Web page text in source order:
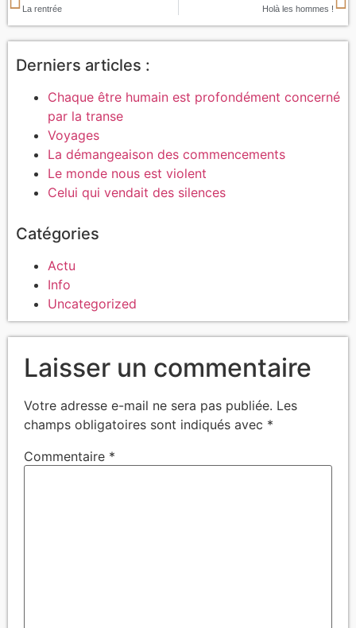
La rentrée Holà les hommes !
Derniers articles :
Chaque être humain est profondément concerné
par la transe
Voyages
La démangeaison des commencements
Le monde nous est violent
Celui qui vendait des silences
Catégories
Actu
Info
Uncategorized
Laisser un commentaire
Votre adresse e-mail ne sera pas publiée. Les
champs obligatoires sont indiqués avec *
Commentaire *